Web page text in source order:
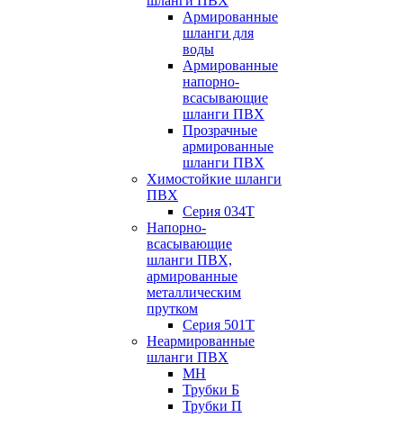
Армированные
шланги для
воды
Армированные
напорно-
всасывающие
шланги ПВХ
Прозрачные
армированные
шланги ПВХ
Химостойкие шланги
ПВХ
Серия 034Т
Напорно-
всасывающие
шланги ПВХ,
армированные
металлическим
прутком
Серия 501T
Неармированные
шланги ПВХ
МН
Трубки Б
Трубки П